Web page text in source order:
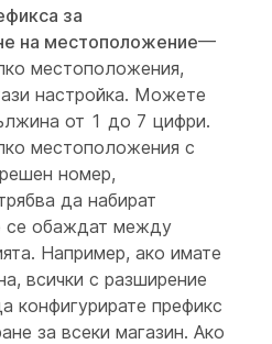
за
на местоположение—
местоположения,
настройка. Можете
от 1 до 7 цифри.
местоположения с
номер,
да набират
се обаждат между
Например, ако имате
всички с разширение
конфигурирате префикс
за всеки магазин. Ако